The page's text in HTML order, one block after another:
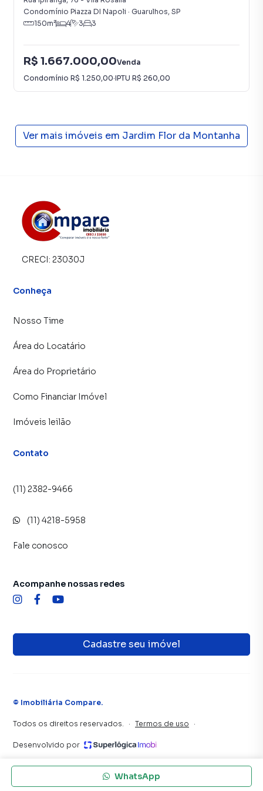
proprietários e inquilinos.
Condomínio Piazza DI Napoli · Guarulhos, SP
150m² 4 3 3
R$ 1.667.000,00Venda
Condomínio R$ 1.250,00·IPTU R$ 260,00
Ver mais imóveis em Jardim Flor da Montanha
WhatsApp
CRECI: 23030J
Conheça
Nosso Time
Área do Locatário
Área do Proprietário
Como Financiar Imóvel
Imóveis leilão
Contato
(11) 2382-9466
(11) 4218-5958
Fale conosco
Cadastre seu imóvel
Acompanhe nossas redes
© Imobiliária Compare.
Todos os direitos reservados. · Termos de uso ·
Desenvolvido por